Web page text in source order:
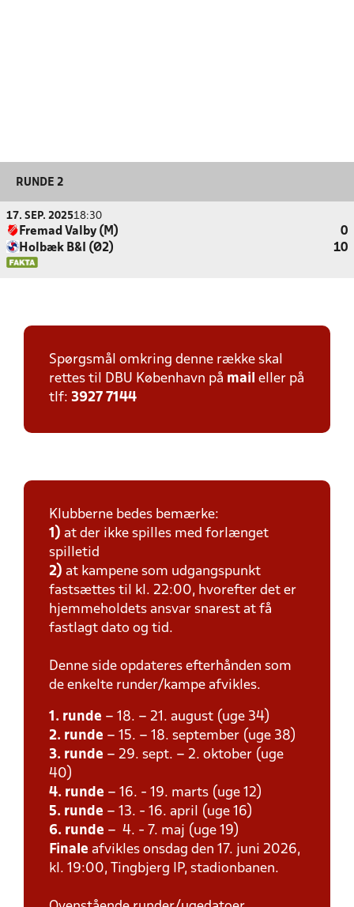
RUNDE 2
17. SEP. 202518:30
Fremad Valby (M)
0
Holbæk B&I (Ø2)
10
Spørgsmål omkring denne række skal
rettes til DBU København på mail eller på
tlf: 3927 7144
Klubberne bedes bemærke:
1) at der ikke spilles med forlænget
spilletid
2) at kampene som udgangspunkt
fastsættes til kl. 22:00, hvorefter det er
hjemmeholdets ansvar snarest at få
fastlagt dato og tid.
Denne side opdateres efterhånden som
de enkelte runder/kampe afvikles.
1. runde – 18. – 21. august (uge 34)
2. runde – 15. – 18. september (uge 38)
3. runde – 29. sept. – 2. oktober (uge
40)
4. runde – 16. - 19. marts (uge 12)
5. runde – 13. - 16. april (uge 16)
6. runde – 4. - 7. maj (uge 19)
Finale afvikles onsdag den 17. juni 2026,
kl. 19:00, Tingbjerg IP, stadionbanen.